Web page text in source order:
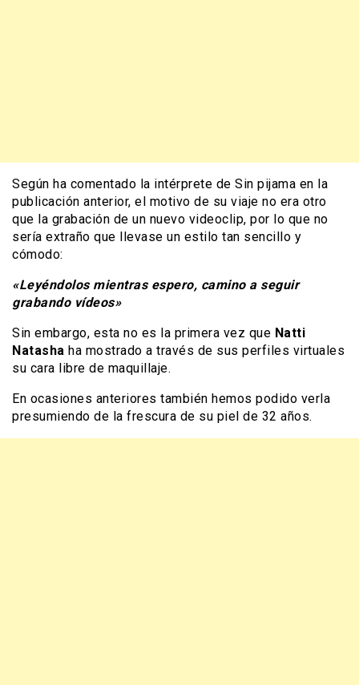
Según ha comentado la intérprete de Sin pijama en la
publicación anterior, el motivo de su viaje no era otro
que la grabación de un nuevo videoclip, por lo que no
sería extraño que llevase un estilo tan sencillo y
cómodo:
«Leyéndolos mientras espero, camino a seguir
grabando vídeos»
Sin embargo, esta no es la primera vez que Natti
Natasha ha mostrado a través de sus perfiles virtuales
su cara libre de maquillaje.
En ocasiones anteriores también hemos podido verla
presumiendo de la frescura de su piel de 32 años.